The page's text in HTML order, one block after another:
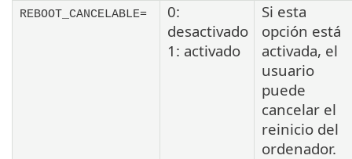
REBOOT_CANCELABLE=
0:
desactivado
1: activado
Si esta
opción está
activada, el
usuario
puede
cancelar el
reinicio del
ordenador.